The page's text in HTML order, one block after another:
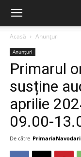
Acasă Anunțuri
Anunțuri
Primarul
susține
aprilie
09.00-
De către PrimariaNavodari